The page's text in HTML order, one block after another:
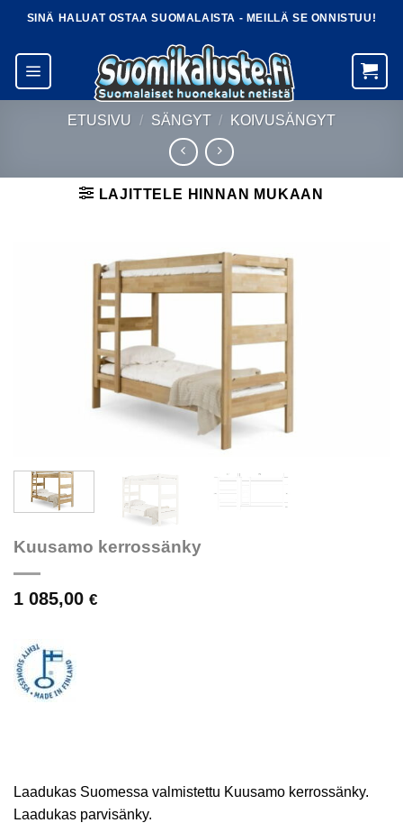
Skip
content
SINÄ HALUAT OSTAA SUOMALAISTA - MEILLÄ SE ONNISTUU!
ETUSIVU / SÄNGYT / KOIVUSÄNGYT
LAJITTELE HINNAN MUKAAN
Kuusamo kerrossänky
1 085,00 €
Laadukas Suomessa valmistettu Kuusamo kerrossänky.
Laadukas parvisänky.